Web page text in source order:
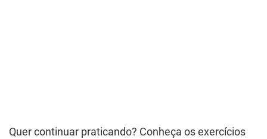
Quer continuar praticando? Conheça os exercícios